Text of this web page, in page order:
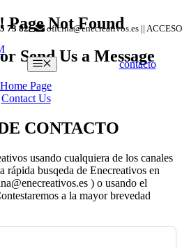
73 82- oficina@enecreativos.es || ACCESO
Menú contacto
Not Found
Send Us a Message
Home Page
Contact Us
CONTACTO
usando cualquiera de los canales
rápida busqeda de Enecreativos en
) o usando el
a la mayor brevedad